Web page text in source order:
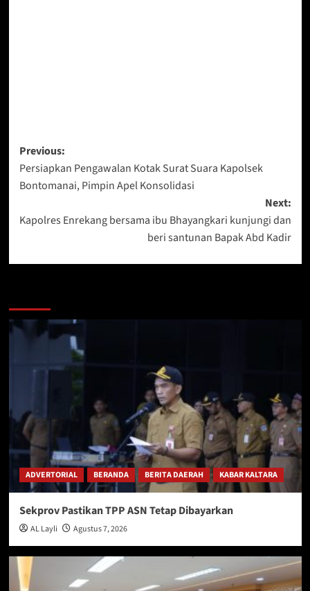
Post
navigation
Previous:
Persiapkan Pengawalan Kotak Surat Suara Kapolsek
Bontomanai, Pimpin Apel Konsolidasi
Next:
Kapolres Enrekang bersama ibu Bhayangkari kunjungi dan
beri santunan Bapak Abd Kadir
ADVERTORIAL BERANDA BERITA DAERAH KABAR KALTARA
Sekprov Pastikan TPP ASN Tetap Dibayarkan
AL Layli Agustus 7, 2026